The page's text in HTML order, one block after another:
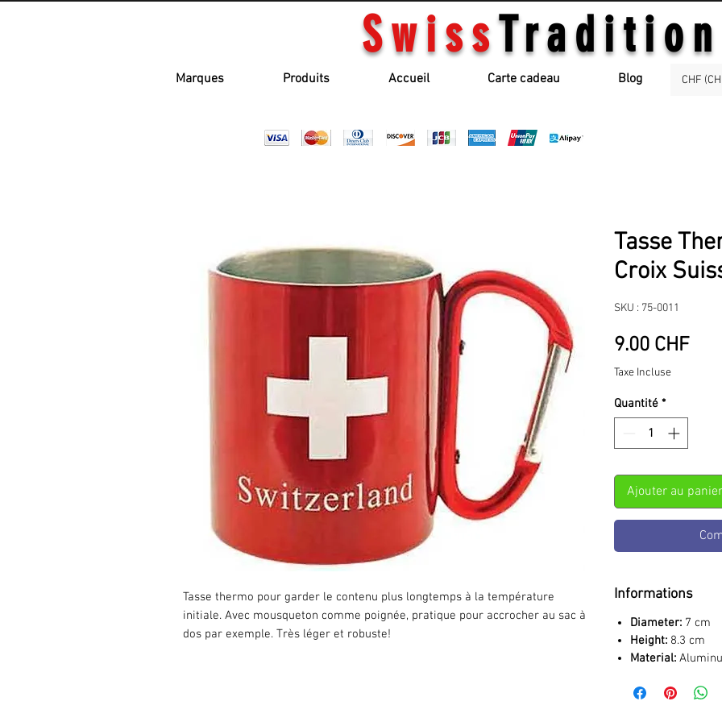
SwissTradition
Marques Produits Accueil Carte cadeau Blog CHF
Tasse thermo pour garder le contenu plus longtemps à la température
initiale. Avec mousqueton comme poignée, pratique pour accrocher au sac à
dos par exemple. Très léger et robuste!
Tasse
Croix
SKU : 75-0011
9.00 CHFPrix
Taxe Incluse
Quantité *
Ajouter au panier
Informations
Diameter: 7 cm
Height: 8.3 cm
Material: